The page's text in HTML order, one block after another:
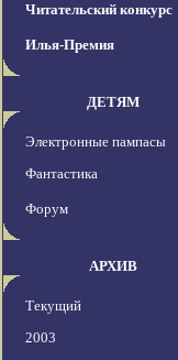
Читательский конкурс
Илья-Премия
ДЕТЯМ
Электронные пампасы
Фантастика
Форум
АРХИВ
Текущий
2003